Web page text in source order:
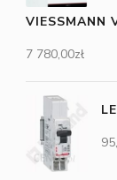
VIESSMANN
7 780,00zł